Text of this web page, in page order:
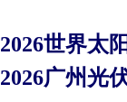
2026世界太
2026广州光